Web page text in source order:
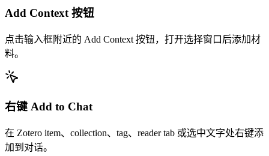
Add Context 按钮
点击输入框附近的 Add Context 按钮，打开选择窗口后添加材
料。
右键 Add to Chat
在 Zotero item、collection、tag、reader tab 或选中文字处右键添
加到对话。